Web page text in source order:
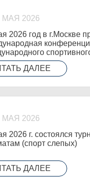
МАЯ 2026
2026 год в г.Москве
ДАЛЕЕ
МАЯ 2026
2026 г. состоялся
(спорт слепых)
ДАЛЕЕ